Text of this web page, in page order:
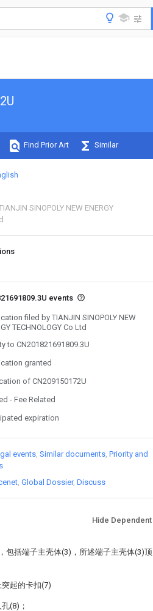
Find Prior Art Similar
SINOPOLY NEW ENERGY
events
filed by TIANJIN SINOPOLY NEW
TECHNOLOGY Co Ltd
to CN201821691809.3U
granted
of CN209150172U
- Fee Related
expiration
events Similar documents Priority and
Global Dossier Discuss
Hide Dependent
包括端子主壳体(3)，所述端子主壳体(3)顶
起的卡扣(7)
(8)；